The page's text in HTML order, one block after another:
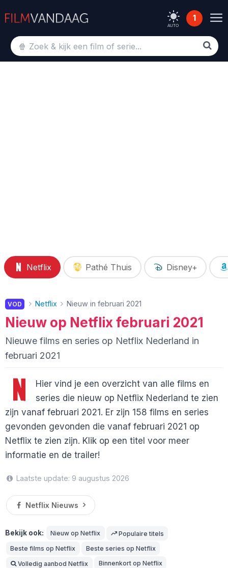
AUTO
1
Netflix Pathé Thuis Disney+
VOD Netflix Nieuw in februari 2021
Nieuw op Netflix februari 2021
Nieuwe films en series op Netflix Nederland in
februari 2021
Hier vind je een overzicht van alle films en
series die nieuw op Netflix Nederland te zien
zijn vanaf februari 2021. Er zijn 158 films en series
gevonden gevonden die vanaf februari 2021 op
Netflix te zien zijn. Klik op een titel voor meer
informatie en de trailer!
Laatste update: 9 augustus 2026
Netflix Nieuws
Bekijk ook: Nieuw op Netflix
Populaire titels
Beste films op Netflix
Beste series op Netflix
Volledig aanbod Netflix Binnenkort op Netflix